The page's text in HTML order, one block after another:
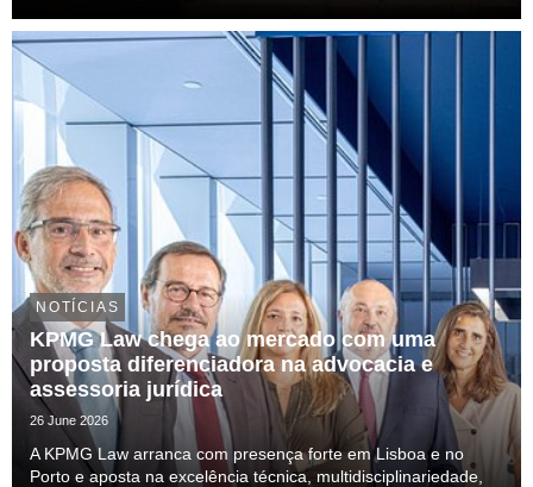
NOTÍCIAS
KPMG Law chega ao mercado com uma
proposta diferenciadora na advocacia e
assessoria jurídica
26 June 2026
A KPMG Law arranca com presença forte em Lisboa e no
Porto e aposta na excelência técnica, multidisciplinariedade,